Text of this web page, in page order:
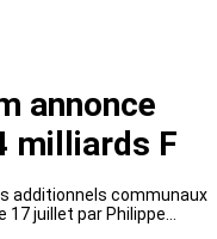
annonce
milliards F
additionnels communaux
juillet par Philippe…